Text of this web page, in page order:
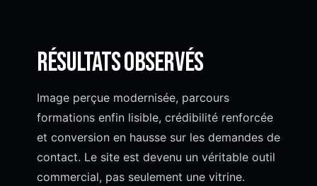
Résultats observés
Image perçue modernisée, parcours
formations enfin lisible, crédibilité renforcée
et conversion en hausse sur les demandes de
contact. Le site est devenu un véritable outil
commercial, pas seulement une vitrine.